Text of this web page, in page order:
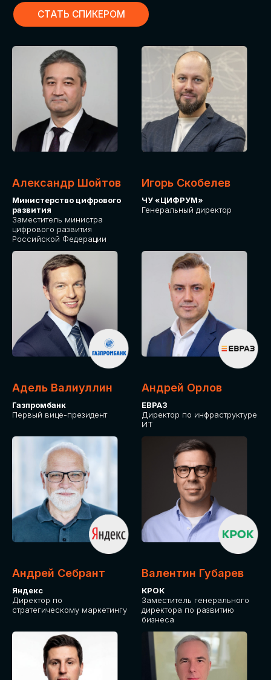
Александр Шойтов
Министерство цифрового
развития
Заместитель министра
цифрового развития
Российской Федерации
Игорь Скобелев
ЧУ «ЦИФРУМ»
Генеральный директор
Адель Валиуллин
Газпромбанк
Первый вице-президент
Андрей Орлов
ЕВРАЗ
Директор по инфраструктуре
ИТ
Андрей Себрант
Яндекс
Директор по
стратегическому маркетингу
Валентин Губарев
КРОК
Заместитель генерального
директора по развитию
бизнеса